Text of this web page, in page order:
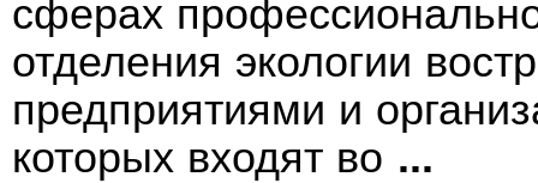
сферах
отделения экологии
предприятиями и
которых входят во ...